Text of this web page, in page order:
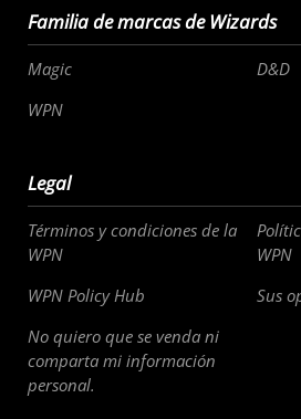
Familia de marcas de Wizards
Magic
D&D
WPN
Legal
Términos y condiciones de la
WPN
WPN
WPN Policy Hub
Sus
No quiero que se venda ni
comparta mi información
personal.